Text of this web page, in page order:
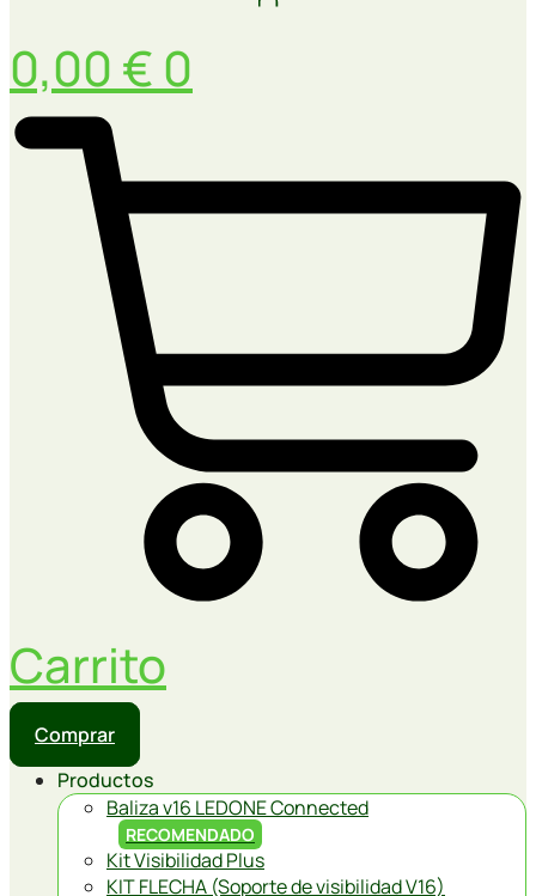
0,00 € 0
Carrito
Comprar
Productos
Baliza v16 LEDONE Connected
RECOMENDADO
Kit Visibilidad Plus
KIT FLECHA (Soporte de visibilidad V16)